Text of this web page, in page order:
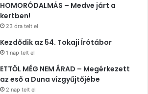
HOMORÓDALMÁS – Medve járt a
kertben!
23 óra telt el
Kezdődik az 54. Tokaji Írótábor
1 nap telt el
ETTŐL MÉG NEM ÁRAD – Megérkezett
az eső a Duna vízgyűjtőjébe
2 nap telt el